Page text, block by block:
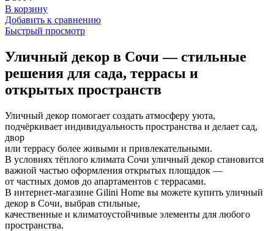
В корзину
Добавить к сравнению
Быстрый просмотр
Уличный декор в Сочи — стильные
решения для сада, террасы и
открытых пространств
Уличный декор помогает создать атмосферу уюта,
подчёркивает индивидуальность пространства и делает сад,
двор
или террасу более живыми и привлекательными.
В условиях тёплого климата Сочи уличный декор становится
важной частью оформления открытых площадок —
от частных домов до апартаментов с террасами.
В интернет-магазине Gilini Home вы можете купить уличный
декор в Сочи, выбрав стильные,
качественные и климатоустойчивые элементы для любого
пространства.